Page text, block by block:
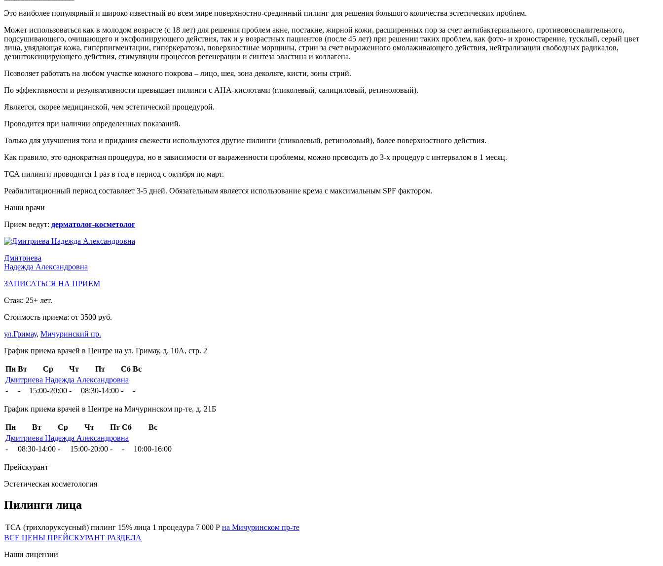
Это наиболее популярный и широко известный во всем мире поверхностно-срединный пилинг для решения большого количества эстетических проблем.
Может использоваться как в молодом возрасте (с 18 лет) для решения проблем акне, постакне, жирной кожи, расширенных пор за счет антибактериального, противовоспалительного,
подсушивающего, очищающего и эксфолиирующего действия, так и у возрастных пациентов (после 45 лет) при решении таких проблем, как фото- и хроностарение, тусклый, серый цвет
лица, увядающая кожа, гиперпигментации, гиперкератозы, поверхностные морщины, стрии за счет выраженного омолаживающего действия, нейтрализации свободных радикалов,
дезинтоксицирующего действия, стимуляции процессов регенерации и синтеза эластина и коллагена.
Позволяет работать на любом участке кожного покрова – лицо, шея, зона декольте, кисти, зоны стрий.
По эффективности и результативности превышает пилинги с АНА-кислотами (гликолевый, салициловый, ретиноловый).
Является, скорее медицинской, чем эстетической процедурой.
Проводится при наличии определенных показаний.
Только для улучшения тона и придания свежести используются другие пилинги (гликолевый, ретиноловый), более поверхностного действия.
Как правило, это однократная процедура, но в зависимости от выраженности проблемы, можно проводить до 3-х процедур с интервалом в 1 месяц.
ТСА пилинги проводятся 1 раз в год в период с октября по март.
Реабилитационный период составляет 3-5 дней. Обязательным является использование крема с максимальным SPF фактором.
Наши врачи
Прием ведут: дерматолог-косметолог
Дмитриева
Надежда Александровна
ЗАПИСАТЬСЯ НА ПРИЕМ
Стаж: 25+ лет.
Стоимость приема: от 3500 руб.
ул.Гримау, Мичуринский пр.
График приема врачей в Центре на ул. Гримау, д. 10А, стр. 2
Пн Вт Ср Чт Пт Сб Вс
Дмитриева Надежда Александровна
-
- 15:00-20:00 - 08:30-14:00 - -
График приема врачей в Центре на Мичуринском пр-те, д. 21Б
Пн Вт Ср Чт Пт Сб
Вс
Дмитриева Надежда Александровна
-
08:30-14:00 - 15:00-20:00 - - 10:00-16:00
Прейскурант
Эстетическая косметология
Пилинги лица
ТСА (трихлоруксусный) пилинг 15% лица 1 процедура 7 000 Р на Мичуринском пр-те
ВСЕ ЦЕНЫ ПРЕЙСКУРАНТ РАЗДЕЛА
Наши лицензии